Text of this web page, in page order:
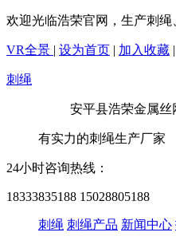
欢迎光临浩荣官网，生产刺
VR全景 | 设为首页 | 加入收藏 |
刺绳
安平县浩荣金属丝
有实力的刺绳生产厂家
24小时咨询热线：
18333835188 15028805188
刺绳 刺绳产品 新闻中心